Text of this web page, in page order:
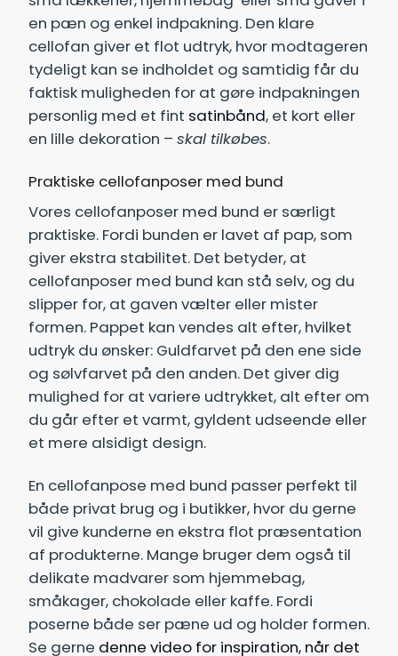
en pæn og enkel indpakning. Den klare
cellofan giver et flot udtryk, hvor modtageren
tydeligt kan se indholdet og samtidig får du
faktisk muligheden for at gøre indpakningen
personlig med et fint satinbånd, et kort eller
en lille dekoration – skal tilkøbes.
Praktiske cellofanposer med bund
Vores cellofanposer med bund er særligt
praktiske. Fordi bunden er lavet af pap, som
giver ekstra stabilitet. Det betyder, at
cellofanposer med bund kan stå selv, og du
slipper for, at gaven vælter eller mister
formen. Pappet kan vendes alt efter, hvilket
udtryk du ønsker: Guldfarvet på den ene side
og sølvfarvet på den anden. Det giver dig
mulighed for at variere udtrykket, alt efter om
du går efter et varmt, gyldent udseende eller
et mere alsidigt design.
En cellofanpose med bund passer perfekt til
både privat brug og i butikker, hvor du gerne
vil give kunderne en ekstra flot præsentation
af produkterne. Mange bruger dem også til
delikate madvarer som hjemmebag,
småkager, chokolade eller kaffe. Fordi
poserne både ser pæne ud og holder formen.
Se gerne denne video for inspiration, når det